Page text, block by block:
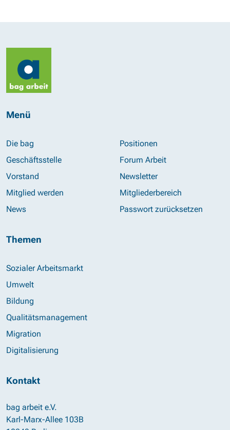
Menü
Die bag
Geschäftsstelle
Vorstand
Mitglied werden
News
Positionen
Forum Arbeit
Newsletter
Mitgliederbereich
Passwort zurücksetzen
Themen
Sozialer Arbeitsmarkt
Umwelt
Bildung
Qualitätsmanagement
Migration
Digitalisierung
Kontakt
bag arbeit e.V.
Karl-Marx-Allee 103B